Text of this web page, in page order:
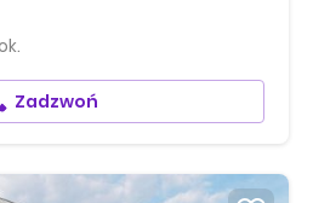
Zadzwoń